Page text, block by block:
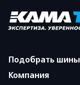
Подобрать шины
Компания